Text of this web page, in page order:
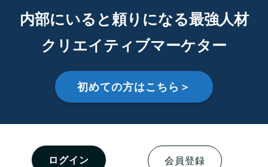
内部にいると頼りになる最強人材
クリエイティブマーケター
初めての方はこちら＞
ログイン 会員登録